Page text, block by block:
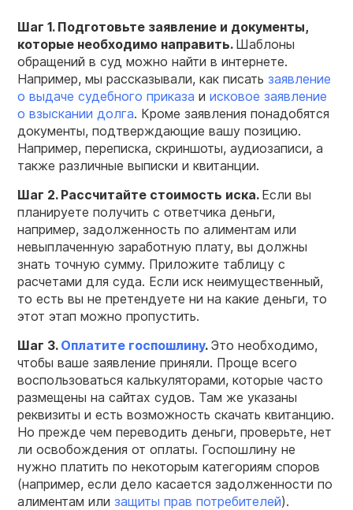
Шаг 1. Подготовьте заявление и документы,
которые необходимо направить. Шаблоны
обращений в суд можно найти в интернете.
Например, мы рассказывали, как писать заявление
о выдаче судебного приказа и исковое заявление
о взыскании долга. Кроме заявления понадобятся
документы, подтверждающие вашу позицию.
Например, переписка, скриншоты, аудиозаписи, а
также различные выписки и квитанции.
Шаг 2. Рассчитайте стоимость иска. Если вы
планируете получить с ответчика деньги,
например, задолженность по алиментам или
невыплаченную заработную плату, вы должны
знать точную сумму. Приложите таблицу с
расчетами для суда. Если иск неимущественный,
то есть вы не претендуете ни на какие деньги, то
этот этап можно пропустить.
Шаг 3. Оплатите госпошлину. Это необходимо,
чтобы ваше заявление приняли. Проще всего
воспользоваться калькуляторами, которые часто
размещены на сайтах судов. Там же указаны
реквизиты и есть возможность скачать квитанцию.
Но прежде чем переводить деньги, проверьте, нет
ли освобождения от оплаты. Госпошлину не
нужно платить по некоторым категориям споров
(например, если дело касается задолженности по
алиментам или защиты прав потребителей).